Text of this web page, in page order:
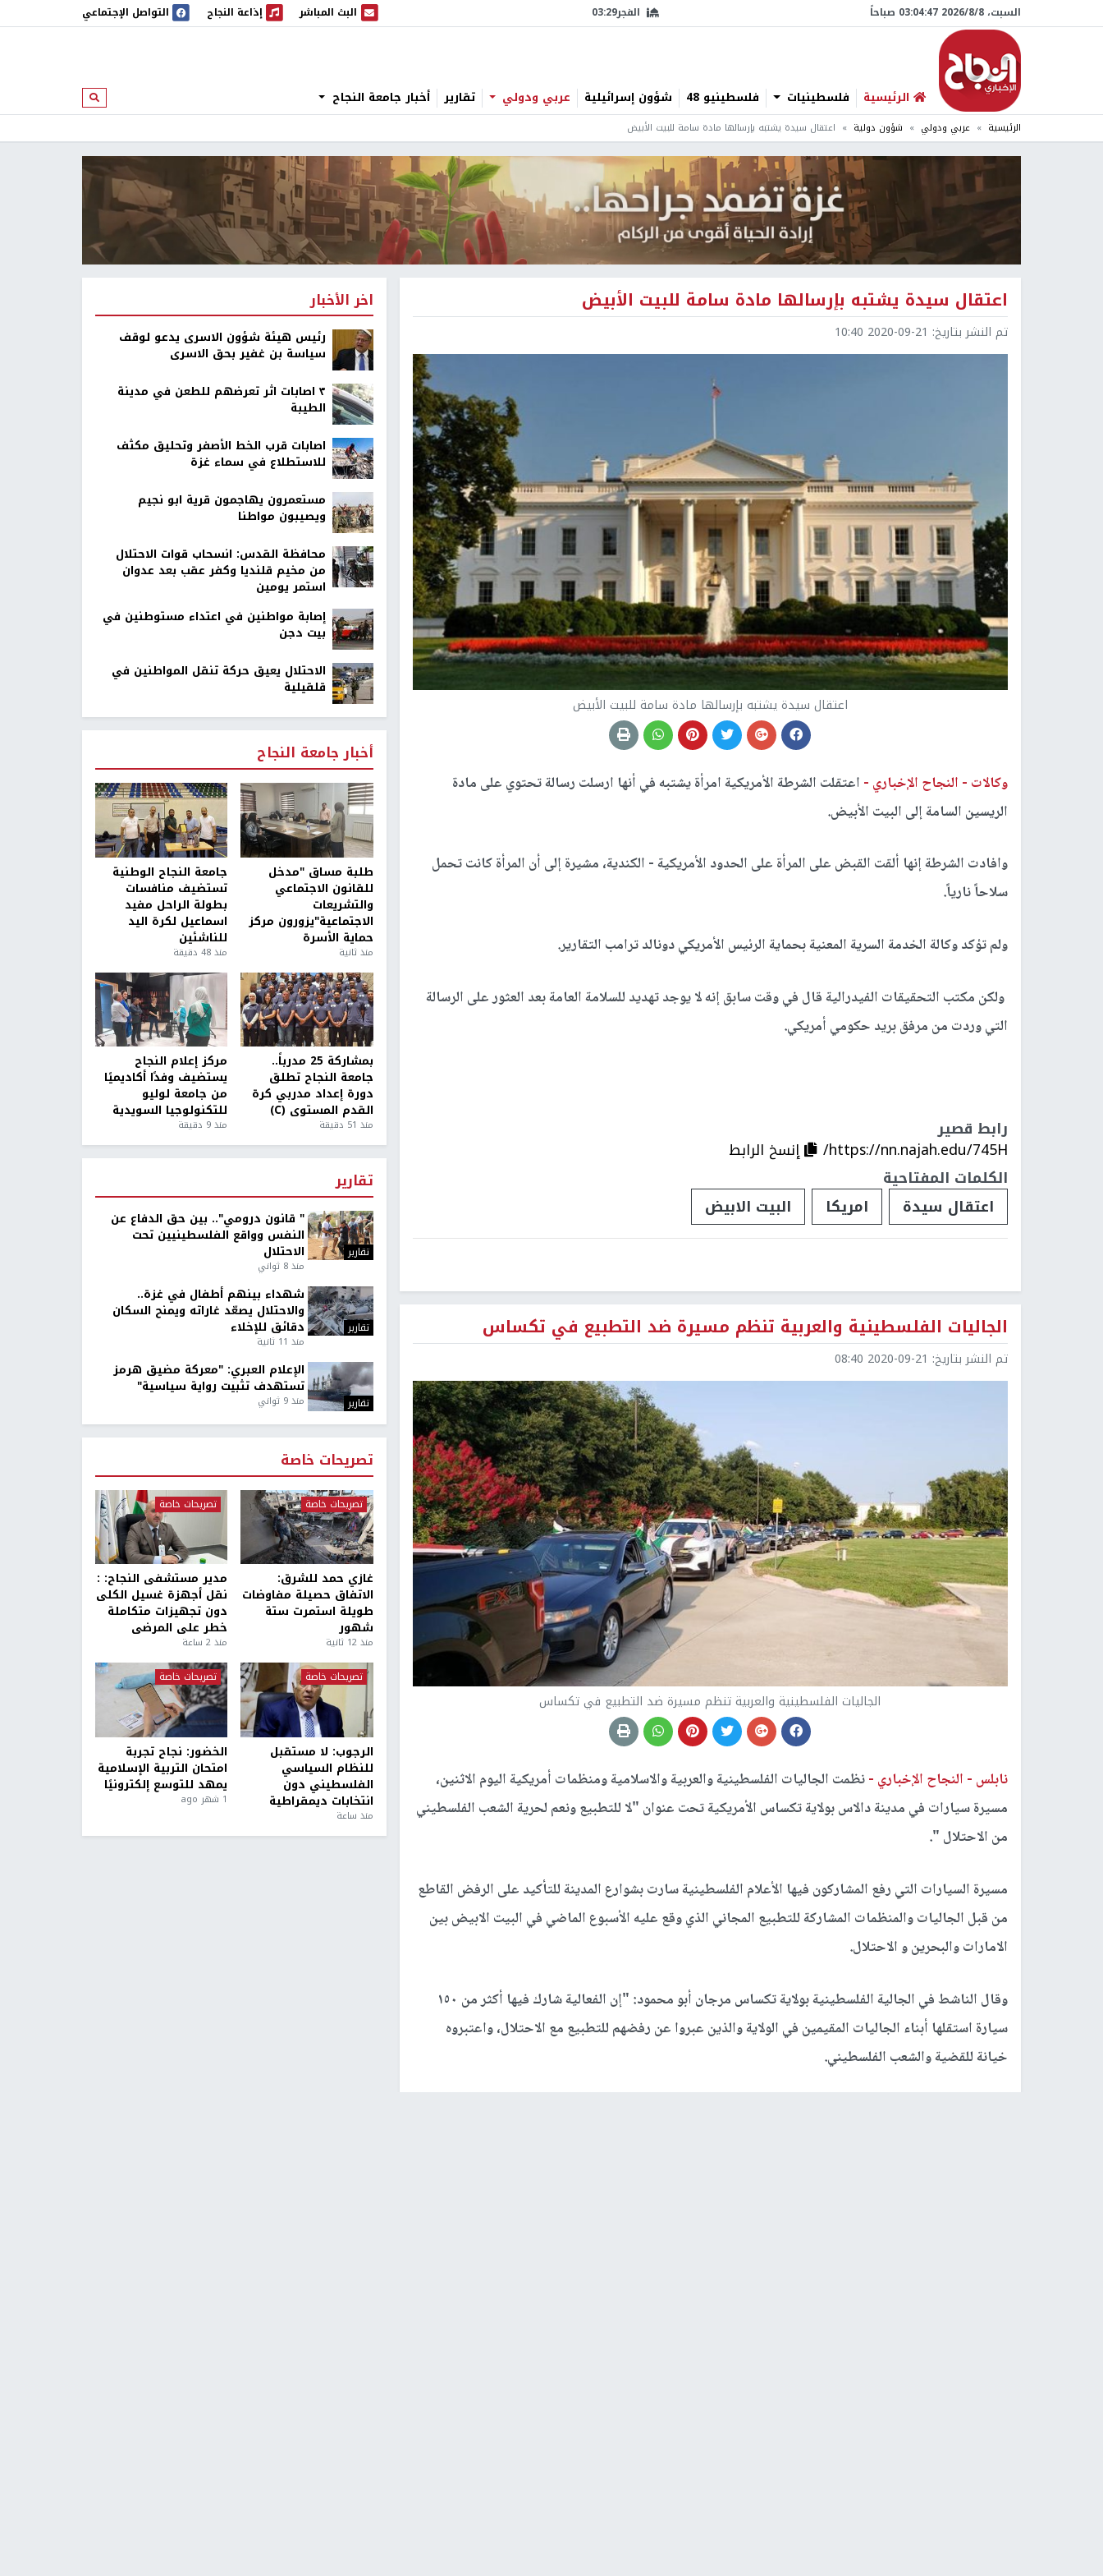
السبت، 8/‏8/‏2026 03:04:48 صباحاً الفجر03:29 البث المباشر
البث المباشر إذاعة النجاح
إذاعة النجاح التواصل الإجتماعي
الرئيسية فلسطينيات فلسطينيو 48 شؤون إسرائيلية عربي ودولي تقارير أخبار جامعة النجاح ابحث
الرئيسية عربي ودولي شؤون دولية اعتقال سيدة يشتبه بإرسالها مادة سامة للبيت الأبيض
اعتقال سيدة يشتبه بإرسالها مادة سامة للبيت الأبيض
تم النشر بتاريخ: 2020-09-21 10:40
اعتقال سيدة يشتبه بإرسالها مادة سامة للبيت الأبيض
وكالات - النجاح الإخباري - اعتقلت الشرطة الأمريكية امرأة يشتبه في أنها ارسلت رسالة تحتوي على مادة
الريسين السامة إلى البيت الأبيض.
وافادت الشرطة إنها ألقت القبض على المرأة على الحدود الأمريكية - الكندية، مشيرة إلى أن المرأة كانت تحمل
سلاحاً نارياً.
ولم تؤكد وكالة الخدمة السرية المعنية بحماية الرئيس الأمريكي دونالد ترامب التقارير.
ولكن مكتب التحقيقات الفيدرالية قال في وقت سابق إنه لا يوجد تهديد للسلامة العامة بعد العثور على الرسالة
التي وردت من مرفق بريد حكومي أمريكي.
رابط قصير
https://nn.najah.edu/745H/
إنسخ الرابط
الكلمات المفتاحية
اعتقال سيدة
امريكا البيت الابيض
الجاليات الفلسطينية والعربية تنظم مسيرة ضد التطبيع في تكساس
تم النشر بتاريخ: 2020-09-21 08:40
الجاليات الفلسطينية والعربية تنظم مسيرة ضد التطبيع في تكساس
نابلس - النجاح الإخباري -نظمت الجاليات الفلسطينية والعربية والاسلامية ومنظمات أمريكية اليوم الاثنين،
مسيرة سيارات في مدينة دالاس بولاية تكساس الأمريكية تحت عنوان "لا للتطبيع ونعم لحرية الشعب الفلسطيني
من الاحتلال ".
مسيرة السيارات التي رفع المشاركون فيها الأعلام الفلسطينية سارت بشوارع المدينة للتأكيد على الرفض القاطع
من قبل الجاليات والمنظمات المشاركة للتطبيع المجاني الذي وقع عليه الأسبوع الماضي في البيت الابيض بين
الامارات والبحرين و الاحتلال.
وقال الناشط في الجالية الفلسطينية بولاية تكساس مرجان أبو محمود: "إن الفعالية شارك فيها أكثر من ١٥٠
سيارة استقلها أبناء الجاليات المقيمين في الولاية والذين عبروا عن رفضهم للتطبيع مع الاحتلال، واعتبروه
خيانة للقضية والشعب الفلسطيني.
اخر الأخبار
رئيس هيئة شؤون الاسرى يدعو لوقف
سياسة بن غفير بحق الاسرى
٣ اصابات اثر تعرضهم للطعن في مدينة
الطيبة
اصابات قرب الخط الأصفر وتحليق مكثف
للاستطلاع في سماء غزة
مستعمرون يهاجمون قرية ابو نجيم
ويصيبون مواطنا
محافظة القدس: انسحاب قوات الاحتلال
من مخيم قلنديا وكفر عقب بعد عدوان
استمر يومين
إصابة مواطنين في اعتداء مستوطنين في
بيت دجن
الاحتلال يعيق حركة تنقل المواطنين في
قلقيلية
أخبار جامعة النجاح
طلبة مساق "مدخل
للقانون الاجتماعي
والتشريعات
الاجتماعية"يزورون مركز
حماية الأسرة
منذ ثانية
جامعة النجاح الوطنية
تستضيف منافسات
بطولة الراحل مفيد
اسماعيل لكرة اليد
للناشئين
منذ 48 دقيقة
بمشاركة 25 مدرباً..
جامعة النجاح تطلق
دورة إعداد مدربي كرة
القدم المستوى (C)
منذ 51 دقيقة
مركز إعلام النجاح
يستضيف وفدًا أكاديميًا
من جامعة لوليو
للتكنولوجيا السويدية
منذ 9 دقيقة
تقارير
تقارير
" قانون درومي".. بين حق الدفاع عن
النفس وواقع الفلسطينيين تحت
الاحتلال
منذ 8 ثواني
تقارير
شهداء بينهم أطفال في غزة..
والاحتلال يصعّد غاراته ويمنح السكان
دقائق للإخلاء
منذ 11 ثانية
تقارير
الإعلام العبري: "معركة مضيق هرمز
تستهدف تثبيت رواية سياسية"
منذ 9 ثواني
تصريحات خاصة
تصريحات خاصة
غازي حمد للشرق:
الاتفاق حصيلة مفاوضات
طويلة استمرت ستة
شهور
منذ 12 ثانية
تصريحات خاصة
مدير مستشفى النجاح: :
نقل أجهزة غسيل الكلى
دون تجهيزات متكاملة
خطر على المرضى
منذ 2 ساعة
تصريحات خاصة
الرجوب: لا مستقبل
للنظام السياسي
الفلسطيني دون
انتخابات ديمقراطية
منذ ساعة
تصريحات خاصة
الخضور: نجاح تجربة
امتحان التربية الإسلامية
يمهد للتوسع إلكترونيًا
1 شهر ago